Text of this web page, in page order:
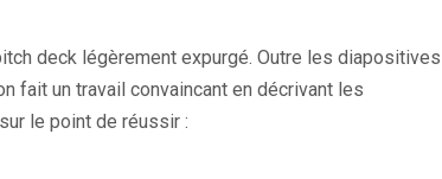
s
u
n
deck légèrement expurgé. Outre les diapositives
fait un travail convaincant en décrivant les
le point de réussir :